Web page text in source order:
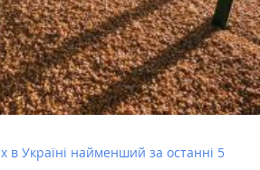
в Україні найменший за останні 5